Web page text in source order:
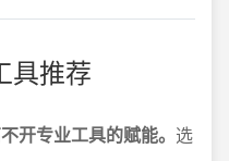
具推荐
开专业工具的赋能。 选